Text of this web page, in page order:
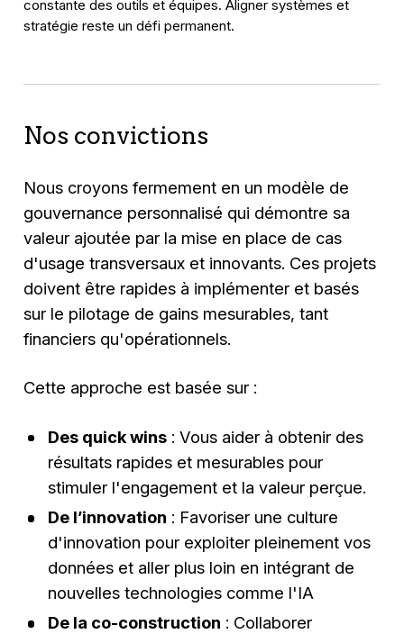
constante des outils et équipes. Aligner systèmes et
stratégie reste un défi permanent.
Nos convictions
Nous croyons fermement en un modèle de
gouvernance personnalisé qui démontre sa
valeur ajoutée par la mise en place de cas
d'usage transversaux et innovants. Ces projets
doivent être rapides à implémenter et basés
sur le pilotage de gains mesurables, tant
financiers qu'opérationnels.
Cette approche est basée sur :
Des quick wins: Vous aider à obtenir des
résultats rapides et mesurables pour
stimuler l'engagement et la valeur perçue.
De l’innovation : Favoriser une culture
d'innovation pour exploiter pleinement vos
données et aller plus loin en intégrant de
nouvelles technologies comme l'IA
De la co-construction : Collaborer